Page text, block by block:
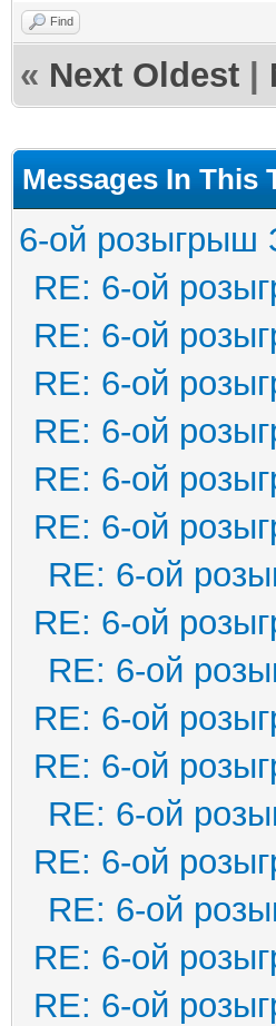
Find
« Next Oldest
Messages In This
6-ой розыгрыш
RE: 6-ой
RE: 6-ой
RE: 6-ой
RE: 6-ой
RE: 6-ой
RE: 6-ой
RE: 6-ой
RE: 6-ой
RE: 6-ой
RE: 6-ой
RE: 6-ой
RE: 6-ой
RE: 6-ой
RE: 6-ой
RE: 6-ой
RE: 6-ой